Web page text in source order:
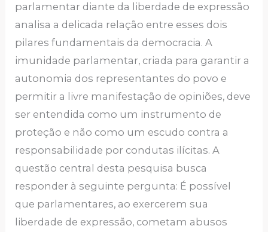
parlamentar diante da liberdade de expressão
analisa a delicada relação entre esses dois
pilares fundamentais da democracia. A
imunidade parlamentar, criada para garantir a
autonomia dos representantes do povo e
permitir a livre manifestação de opiniões, deve
ser entendida como um instrumento de
proteção e não como um escudo contra a
responsabilidade por condutas ilícitas. A
questão central desta pesquisa busca
responder à seguinte pergunta: É possível
que parlamentares, ao exercerem sua
liberdade de expressão, cometam abusos